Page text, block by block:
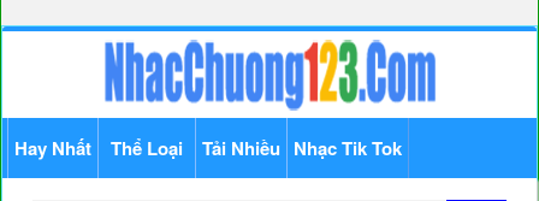
Hay Nhất Thể Loại Tải Nhiều Nhạc Tik Tok